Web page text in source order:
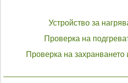
Устройство за
Проверка на
Проверка на захранването